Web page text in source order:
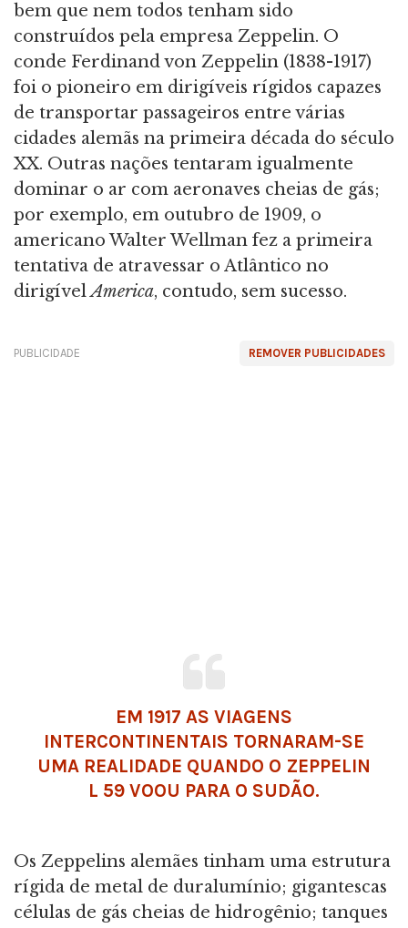
bem que nem todos tenham sido
construídos pela empresa Zeppelin. O
conde Ferdinand von Zeppelin (1838-1917)
foi o pioneiro em dirigíveis rígidos capazes
de transportar passageiros entre várias
cidades alemãs na primeira década do século
XX. Outras nações tentaram igualmente
dominar o ar com aeronaves cheias de gás;
por exemplo, em outubro de 1909, o
americano Walter Wellman fez a primeira
tentativa de atravessar o Atlântico no
dirigívelAmerica, contudo, sem sucesso.
REMOVER PUBLICIDADES
PUBLICIDADE
EM 1917 AS VIAGENS
INTERCONTINENTAIS TORNARAM-SE
UMA REALIDADE QUANDO O ZEPPELIN
L 59 VOOU PARA O SUDÃO.
Os Zeppelins alemães tinham uma estrutura
rígida de metal de duralumínio; gigantescas
células de gás cheias de hidrogênio; tanques